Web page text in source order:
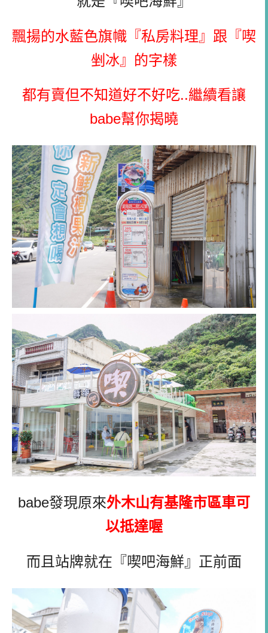
飄揚的水藍色旗幟『私房料理』跟『喫
剉冰』的字樣
都有賣但不知道好不好吃..繼續看讓
babe幫你揭曉
babe發現原來外木山有基隆市區車可
以抵達喔
而且站牌就在『喫吧海鮮』正前面